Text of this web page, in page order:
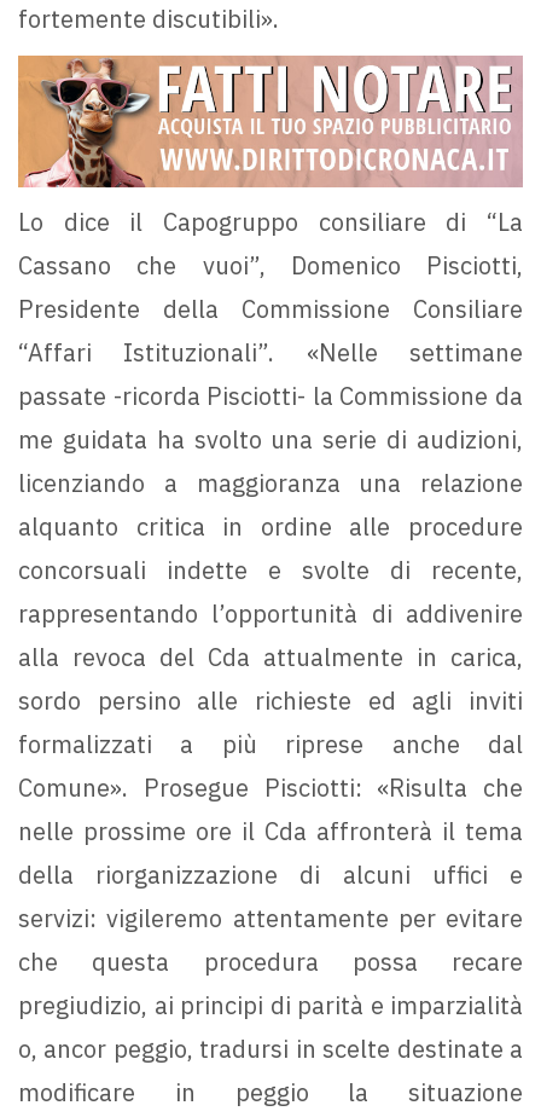
fortemente discutibili».
Lo dice il Capogruppo consiliare di “La
Cassano che vuoi”, Domenico Pisciotti,
Presidente della Commissione Consiliare
“Affari Istituzionali”. «Nelle settimane
passate -ricorda Pisciotti- la Commissione da
me guidata ha svolto una serie di audizioni,
licenziando a maggioranza una relazione
alquanto critica in ordine alle procedure
concorsuali indette e svolte di recente,
rappresentando l’opportunità di addivenire
alla revoca del Cda attualmente in carica,
sordo persino alle richieste ed agli inviti
formalizzati a più riprese anche dal
Comune». Prosegue Pisciotti: «Risulta che
nelle prossime ore il Cda affronterà il tema
della riorganizzazione di alcuni uffici e
servizi: vigileremo attentamente per evitare
che questa procedura possa recare
pregiudizio, ai principi di parità e imparzialità
o, ancor peggio, tradursi in scelte destinate a
modificare in peggio la situazione